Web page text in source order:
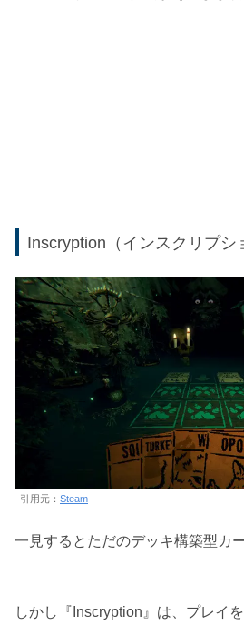
Inscryption（インスクリプシ
引用元： Steam
一見するとただのデッキ構築型カ
しかし『Inscryption』は、プレイ